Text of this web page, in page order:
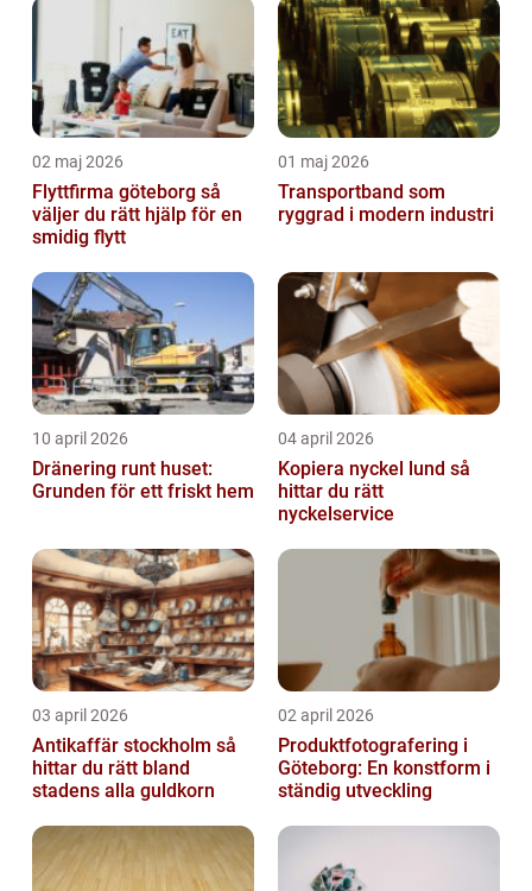
02 maj 2026
Flyttfirma göteborg så
väljer du rätt hjälp för en
smidig flytt
01 maj 2026
Transportband som
ryggrad i modern industri
10 april 2026
Dränering runt huset:
Grunden för ett friskt hem
04 april 2026
Kopiera nyckel lund så
hittar du rätt
nyckelservice
03 april 2026
Antikaffär stockholm så
hittar du rätt bland
stadens alla guldkorn
02 april 2026
Produktfotografering i
Göteborg: En konstform i
ständig utveckling